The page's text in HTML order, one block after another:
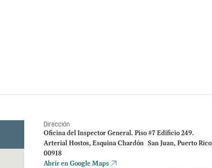
Dirección
Oficina del Inspector General. Piso #7 Edificio 249.
Arterial Hostos, Esquina Chardón San Juan, Puerto Rico
00918
Abrir en Google Maps